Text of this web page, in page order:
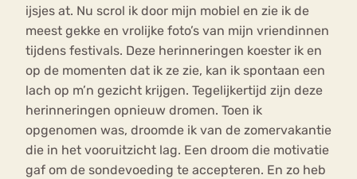
ijsjes at. Nu scrol ik door mijn mobiel en zie ik de
meest gekke en vrolijke foto’s van mijn vriendinnen
tijdens festivals. Deze herinneringen koester ik en
op de momenten dat ik ze zie, kan ik spontaan een
lach op m’n gezicht krijgen. Tegelijkertijd zijn deze
herinneringen opnieuw dromen. Toen ik
opgenomen was, droomde ik van de zomervakantie
die in het vooruitzicht lag. Een droom die motivatie
gaf om de sondevoeding te accepteren. En zo heb